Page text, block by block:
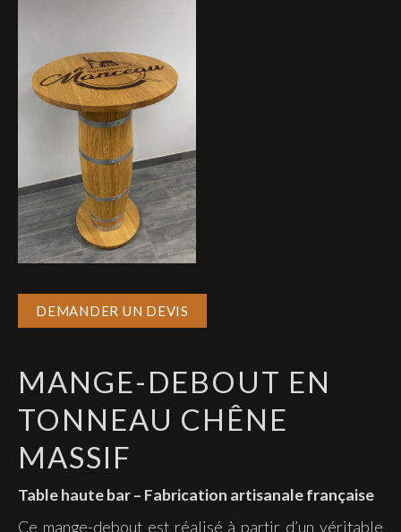
DEMANDER UN DEVIS
MANGE-DEBOUT EN
TONNEAU CHÊNE
MASSIF
Table haute bar – Fabrication artisanale française
Ce mange-debout est réalisé à partir d’un véritable